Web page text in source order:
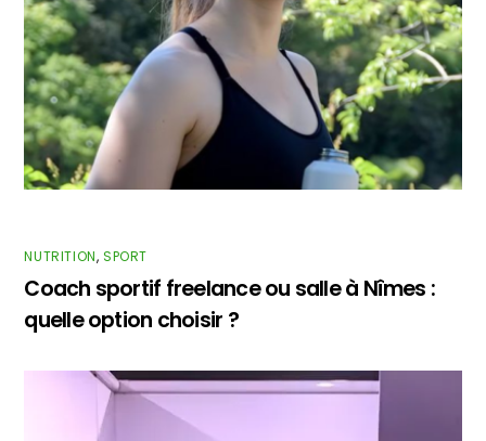
NUTRITION,SPORT
Coach sportif freelance ou salle à Nîmes :
quelle option choisir ?